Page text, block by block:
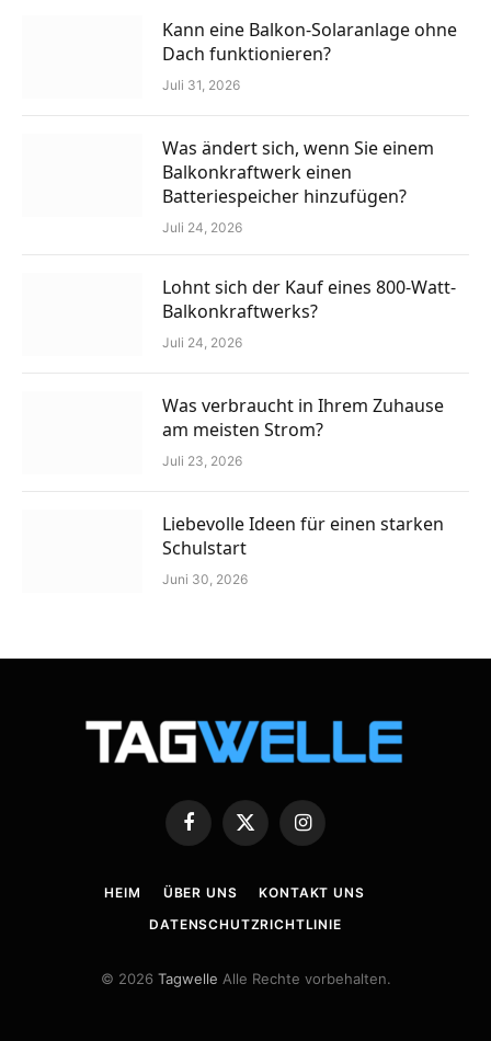
Kann eine Balkon-Solaranlage ohne
Dach funktionieren?
Juli 31, 2026
Was ändert sich, wenn Sie einem
Balkonkraftwerk einen
Batteriespeicher hinzufügen?
Juli 24, 2026
Lohnt sich der Kauf eines 800-Watt-
Balkonkraftwerks?
Juli 24, 2026
Was verbraucht in Ihrem Zuhause
am meisten Strom?
Juli 23, 2026
Liebevolle Ideen für einen starken
Schulstart
Juni 30, 2026
Facebook
X
Instagram
HEIM ÜBER UNS
KONTAKT UNS
DATENSCHUTZRICHTLINIE
© 2026 Tagwelle Alle Rechte vorbehalten.